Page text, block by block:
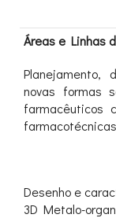
Áreas e Linhas
Planejamento,
novas formas
farmacêuticos
Desenho e
3D Metalo-